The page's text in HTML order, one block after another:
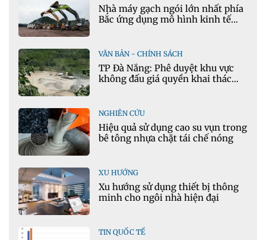
Nhà máy gạch ngói lớn nhất phía
Bắc ứng dụng mô hình kinh tế
VĂN BẢN - CHÍNH SÁCH
TP Đà Nẵng: Phê duyệt khu vực
không đấu giá quyền khai thác
NGHIÊN CỨU
Hiệu quả sử dụng cao su vụn trong
bê tông nhựa chặt tái chế nóng
XU HƯỚNG
Xu hướng sử dụng thiết bị thông
minh cho ngôi nhà hiện đại
TIN QUỐC TẾ